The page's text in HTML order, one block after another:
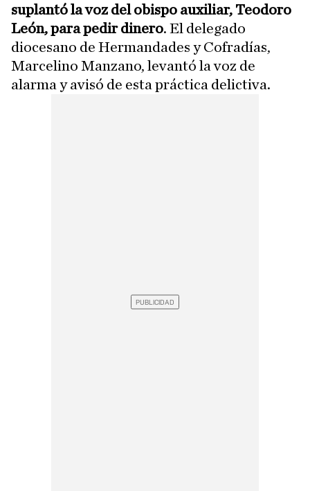
suplantó la voz del obispo auxiliar, Teodoro
León, para pedir dinero. El delegado
diocesano de Hermandades y Cofradías,
Marcelino Manzano, levantó la voz de
alarma y avisó de esta práctica delictiva.